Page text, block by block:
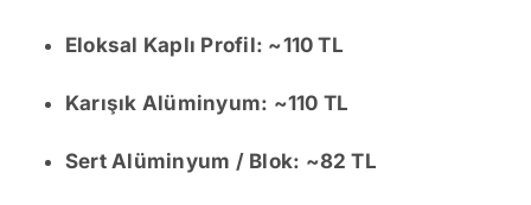
Eloksal Kaplı Profil: ~110 TL
Karışık Alüminyum: ~110 TL
Sert Alüminyum / Blok: ~82 TL